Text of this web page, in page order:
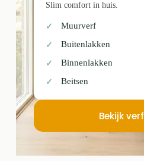
Slim comfort in huis.
Muurverf
Buitenlakken
Binnenlakken
Beitsen
Bekijk verf